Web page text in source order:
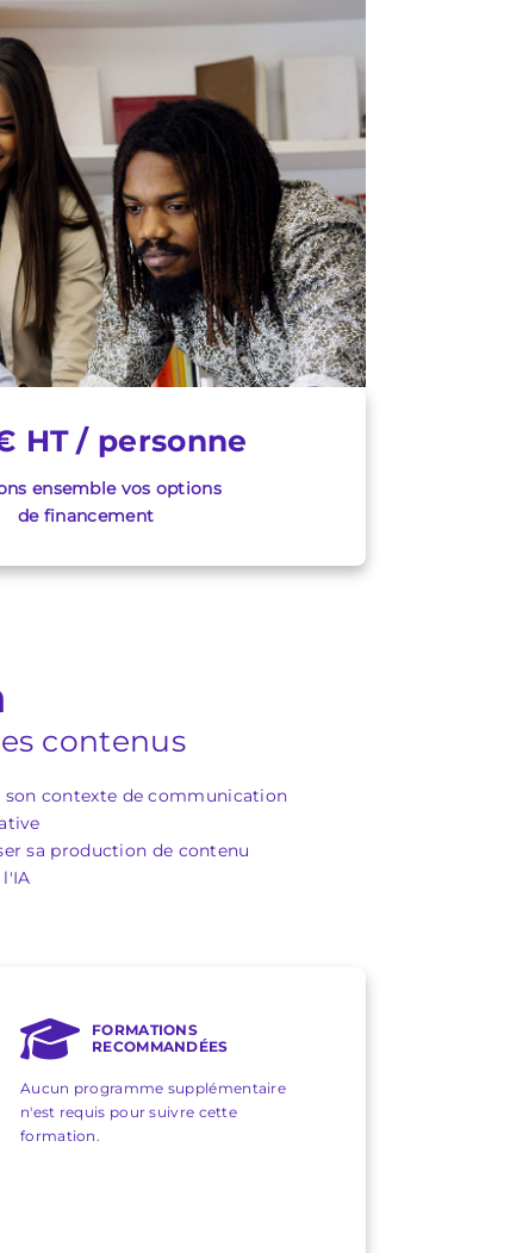
HT / personne
ensemble vos options
de financement
contenus
son contexte de communication
sa production de contenu
FORMATIONS
RECOMMANDÉES
Aucun programme supplémentaire
n'est requis pour suivre cette
formation.